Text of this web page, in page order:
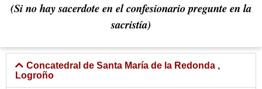
(Si no hay sacerdote en el confesionario pregunte en la
sacristía)
Concatedral de Santa María de la Redonda ,
Logroño